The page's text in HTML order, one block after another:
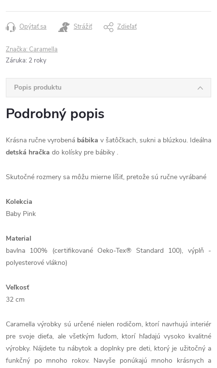
Opýtať sa Strážiť Zdieľať
Značka: Caramella
Záruka: 2 roky
Popis produktu
Podrobný popis
Krásna ručne vyrobená bábika v šatôčkach, sukni a blúzkou. Ideálna
detská hračka do kolísky pre bábiky .
Skutočné rozmery sa môžu mierne líšiť, pretože sú ručne vyrábané
Kolekcia
Baby Pink
Material
bavlna 100% (certifikované Oeko-Tex® Standard 100), výplň -
polyesterové vlákno)
Veľkosť
32 cm
Caramella výrobky sú určené nielen rodičom, ktorí navrhujú interiér
pre svoje dieťa, ale všetkým ľuďom, ktorí hľadajú vysoko kvalitné
výrobky. Nájdete tu nábytok a doplnky pre deti, ktorý je užitočný a
funkčný po mnoho rokov. Navyše ponúkajú mnoho krásnych a